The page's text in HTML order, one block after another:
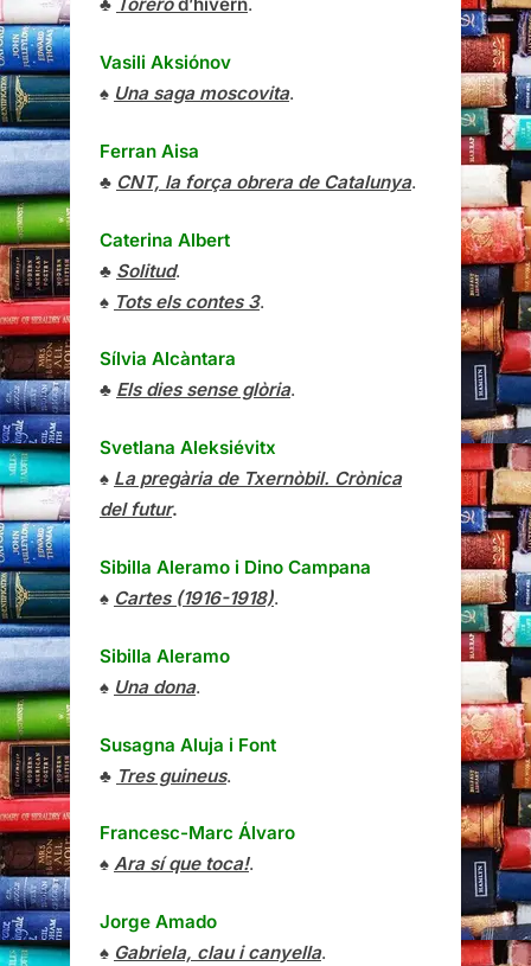
Vasili Aksiónov
♠ Una saga moscovita.
Ferran Aisa
♣ CNT, la força obrera de Catalunya.
Caterina Albert
♣ Solitud.
♠ Tots els contes 3.
Sílvia Alcàntara
♣ Els dies sense glòria.
Svetlana Aleksiévitx
♠ La pregària de Txernòbil. Crònica
del futur.
Sibilla Aleramo i Dino Campana
♠ Cartes (1916-1918).
Sibilla Aleramo
♠ Una dona.
Susagna Aluja i Font
♣ Tres guineus.
Francesc-Marc Álvaro
♠ Ara sí que toca!.
Jorge Amado
♠ Gabriela, clau i canyella.